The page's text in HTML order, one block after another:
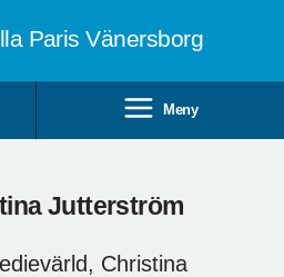
Paris Vänersborg
Meny
Jutterström
Christina